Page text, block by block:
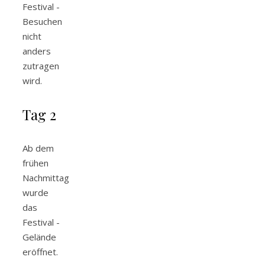
Festival -
Besuchen
nicht
anders
zutragen
wird.
Tag 2
Ab dem
frühen
Nachmittag
wurde
das
Festival -
Gelände
eröffnet.